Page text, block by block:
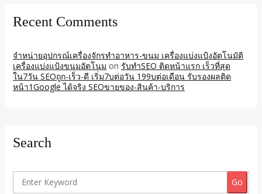
Recent Comments
จำหน่ายอุปกรณ์เครื่องจักรทำอาหาร-ขนม เครื่องแบ่งแป้งอัตโนมัติ
เครื่องแบ่งแป้งขนมอัตโนม on รับทำSEO ติดหน้าแรก เร็วที่สุด
ใน7วัน SEOถูก-เร็ว-ดี เริ่ม7บต่อวัน 199บต่อเดือน รับรองผลติด
หน้า1Google ได้จริง SEOขายของ-สินค้า-บริการ
Search
Search